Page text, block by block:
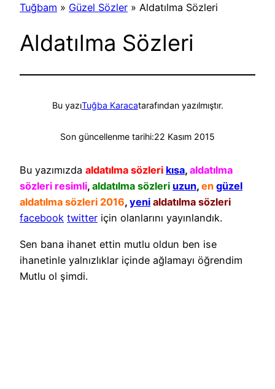
Tuğbam » Güzel Sözler » Aldatılma Sözleri
Aldatılma Sözleri
Bu yazıTuğba Karacatarafından yazılmıştır.
Son güncellenme tarihi:22 Kasım 2015
Bu yazımızda aldatılma sözleri kısa, aldatılma
sözleri resimli, aldatılma sözleri uzun, en güzel
aldatılma sözleri 2016, yeni aldatılma sözleri
facebook twitter için olanlarını yayınlandık.
Sen bana ihanet ettin mutlu oldun ben ise
ihanetinle yalnızlıklar içinde ağlamayı öğrendim
Mutlu ol şimdi.